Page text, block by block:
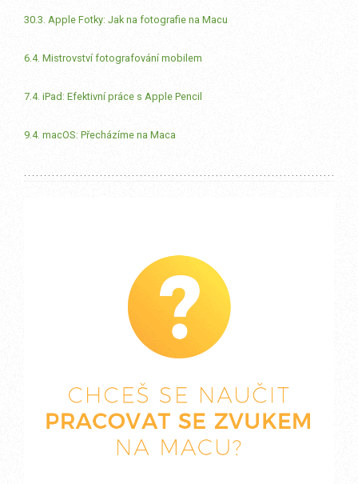
30.3. Apple Fotky: Jak na fotografie na Macu
6.4. Mistrovství fotografování mobilem
7.4. iPad: Efektivní práce s Apple Pencil
9.4. macOS: Přecházíme na Maca